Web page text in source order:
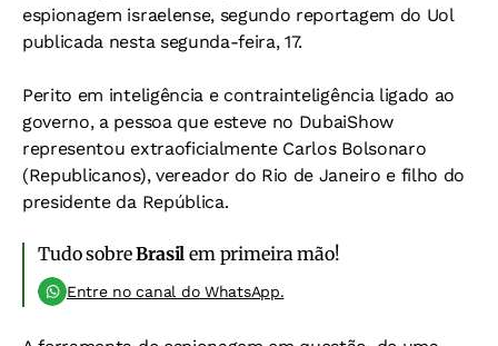
espionagem israelense, segundo reportagem do Uol
publicada nesta segunda-feira, 17.
Perito em inteligência e contrainteligência ligado ao
governo, a pessoa que esteve no DubaiShow
representou extraoficialmente Carlos Bolsonaro
(Republicanos), vereador do Rio de Janeiro e filho do
presidente da República.
Tudo sobreBrasil em primeira mão!
Entre no canal do WhatsApp.